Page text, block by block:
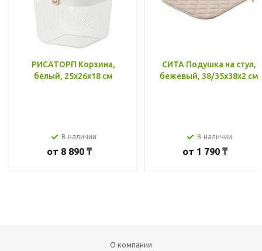
РИСАТОРП Корзина,
белый, 25x26x18 см
В наличии
от 8 890 ₸
СИТА Подушка на стул,
бежевый, 38/35x38x2 см
В наличии
от 1 790 ₸
О компании